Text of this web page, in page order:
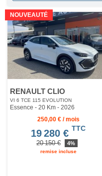
NOUVEAUTÉ
RENAULT CLIO
VI 6 TCE 115 EVOLUTION
Essence - 20 Km - 2026
250,00 € / mois
19 280 € TTC
20 150 € 4%
remise incluse